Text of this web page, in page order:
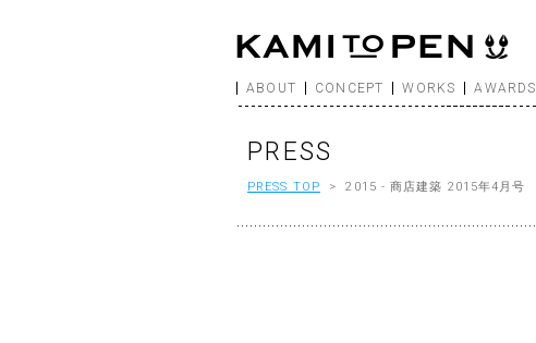
ABOUT CONCEPT WORKS AWARDS
PRESS
PRESS TOP > 2015 - 商店建築 2015年4月号